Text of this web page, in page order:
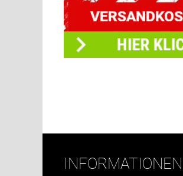
INFORMATIONEN